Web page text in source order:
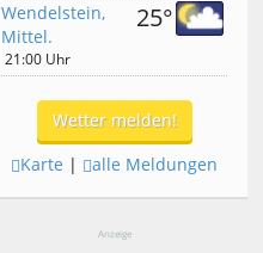
Wendelstein,
Mittel.
21:00 Uhr
25°
Wetter melden!
Karte | alle Meldungen
Anzeige